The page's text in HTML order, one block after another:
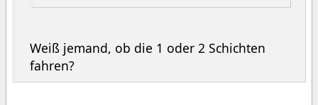
Weiß jemand, ob die 1 oder 2 Schichten
fahren?